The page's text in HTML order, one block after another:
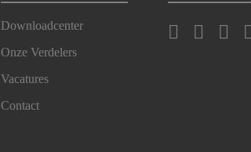
Downloadcenter
Onze Verdelers
Vacatures
Contact